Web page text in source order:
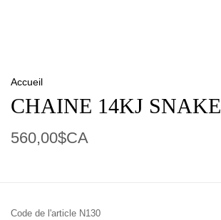
Accueil
CHAINE 14KJ SNAKE
560,00$CA
Code de l'article N130